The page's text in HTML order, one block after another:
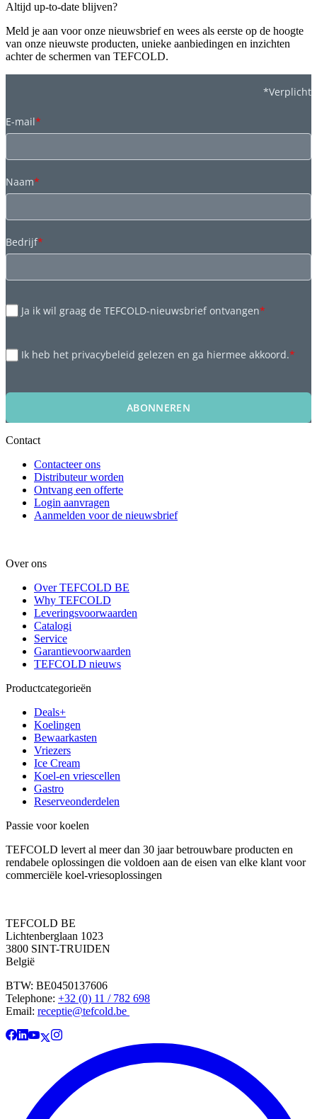
Altijd up-to-date blijven?
Meld je aan voor onze nieuwsbrief en wees als eerste op de hoogte
van onze nieuwste producten, unieke aanbiedingen en inzichten
achter de schermen van TEFCOLD.
*Verplicht
E-mail*
Naam*
Bedrijf*
Ja ik wil graag de TEFCOLD-nieuwsbrief ontvangen*
Ik heb het privacybeleid gelezen en ga hiermee akkoord.*
ABONNEREN
Contact
Contacteer ons
Distributeur worden
Ontvang een offerte
Login aanvragen
Aanmelden voor de nieuwsbrief
Over ons
Over TEFCOLD BE
Why TEFCOLD
Leveringsvoorwaarden
Catalogi
Service
Garantievoorwaarden
TEFCOLD nieuws
Productcategorieën
Deals+
Koelingen
Bewaarkasten
Vriezers
Ice Cream
Koel-en vriescellen
Gastro
Reserveonderdelen
Passie voor koelen
TEFCOLD levert al meer dan 30 jaar betrouwbare producten en
rendabele oplossingen die voldoen aan de eisen van elke klant voor
commerciële koel-vriesoplossingen
TEFCOLD BE
Lichtenberglaan 1023
3800 SINT-TRUIDEN
België
BTW: BE0450137606
Telephone: +32 (0) 11 / 782 698
Email: receptie@tefcold.be